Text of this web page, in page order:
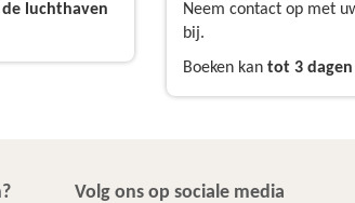
luchthaven
Neem contact op met
bij.
Boeken kan tot 3
Volg ons op sociale media